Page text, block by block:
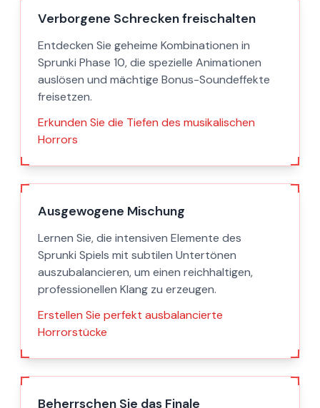
Verborgene Schrecken freischalten
Entdecken Sie geheime Kombinationen in
Sprunki Phase 10, die spezielle Animationen
auslösen und mächtige Bonus-Soundeffekte
freisetzen.
Erkunden Sie die Tiefen des musikalischen
Horrors
Ausgewogene Mischung
Lernen Sie, die intensiven Elemente des
Sprunki Spiels mit subtilen Untertönen
auszubalancieren, um einen reichhaltigen,
professionellen Klang zu erzeugen.
Erstellen Sie perfekt ausbalancierte
Horrorstücke
Beherrschen Sie das Finale